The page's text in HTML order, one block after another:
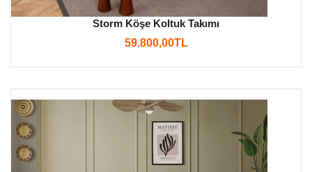
Storm Köşe Koltuk Takımı
59.800,00TL